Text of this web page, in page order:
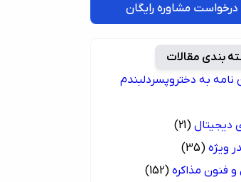
درخواست مشاوره رایگان
بندی مقالات
نامه به دختروپسردلبندم
دیجیتال (21)
ویژه (35)
فنون مذاکره (152)